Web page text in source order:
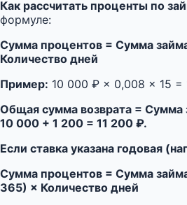
Как рассчитать проценты по
формуле:
Сумма процентов = Сумма
Количество дней
Пример: 10 000 ₽ × 0,008 × 15 =
Общая сумма возврата = Сумма
10 000 + 1 200 = 11 200 ₽.
Если ставка указана годовая
Сумма процентов = Сумма
365) × Количество дней